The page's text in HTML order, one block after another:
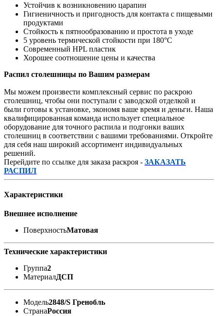
Устойчив к возникновению царапин
Гигиеничность и пригодность для контакта с пищевыми
продуктами
Стойкость к пятнообразованию и простота в уходе
5 уровень термической стойкости при 180°С
Современный HPL пластик
Хорошее соотношение цены и качества
Распил столешницы по Вашим размерам
Мы можем произвести комплексный сервис по раскрою
столешниц, чтобы они поступали с заводской отделкой и
были готовы к установке, экономя ваше время и деньги. Наша
квалифицированная команда использует специальное
оборудование для точного распила и подгонки ваших
столешниц в соответствии с вашими требованиями. Откройте
для себя наш широкий ассортимент индивидуальных
решений.
Перейдите по ссылке для заказа раскроя - ЗАКАЗАТЬ
РАСПИЛ
Характеристики
Внешнее исполнение
ПоверхностьМатовая
Технические характеристики
Группа2
МатериалДСП
Модель2848/S Гренобль
СтранаРоссия